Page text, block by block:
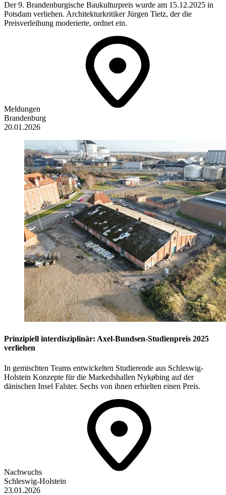
Der 9. Brandenburgische Baukulturpreis wurde am 15.12.2025 in
Potsdam verliehen. Architekturkritiker Jürgen Tietz, der die
Preisverleihung moderierte, ordnet ein.
Meldungen
Brandenburg
20.01.2026
Prinzipiell interdisziplinär: Axel-Bundsen-Studienpreis 2025
verliehen
In gemischten Teams entwickelten Studierende aus Schleswig-
Holstein Konzepte für die Markedshallen Nykøbing auf der
dänischen Insel Falster. Sechs von ihnen erhielten einen Preis.
Nachwuchs
Schleswig-Holstein
23.01.2026